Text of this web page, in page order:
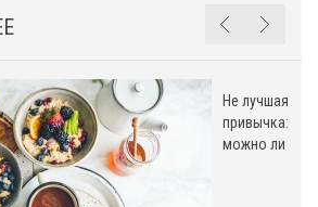
Не лучшая
привычка:
можно ли